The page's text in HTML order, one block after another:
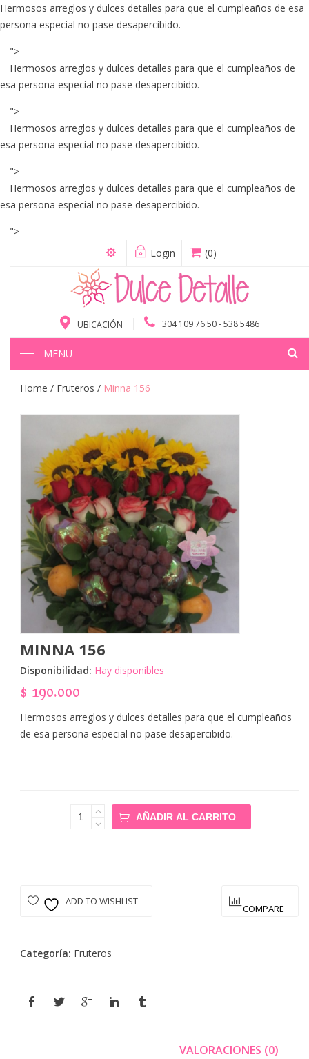
Hermosos arreglos y dulces detalles para que el cumpleaños de esa
persona especial no pase desapercibido.
">
Hermosos arreglos y dulces detalles para que el cumpleaños de
esa persona especial no pase desapercibido.
">
Hermosos arreglos y dulces detalles para que el cumpleaños de
esa persona especial no pase desapercibido.
">
Hermosos arreglos y dulces detalles para que el cumpleaños de
esa persona especial no pase desapercibido.
">
Login
(0)
UBICACIÓN 304 109 76 50 - 538 5486
MENU
Home / Fruteros / Minna 156
MINNA 156
Disponibilidad: Hay disponibles
$ 190.000
Hermosos arreglos y dulces detalles para que el cumpleaños
de esa persona especial no pase desapercibido.
AÑADIR AL CARRITO
ADD TO WISHLIST
COMPARE
Categoría: Fruteros
VALORACIONES (0)